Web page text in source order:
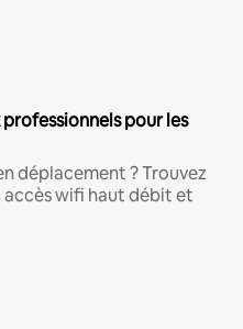
pour les
déplacement ? Trouvez
accès wifi haut débit et